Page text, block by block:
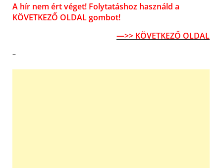
A hír nem ért véget! Folytatáshoz használd a
KÖVETKEZŐ OLDAL gombot!
—>> KÖVETKEZŐ OLDAL
–